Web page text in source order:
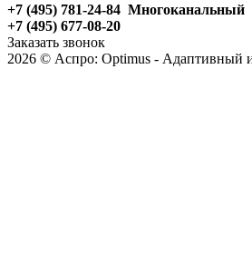
+7 (495) 781-24-84 Многоканальный
+7 (495) 677-08-20
Заказать звонок
2026 © Аспро: Optimus - Адаптивный